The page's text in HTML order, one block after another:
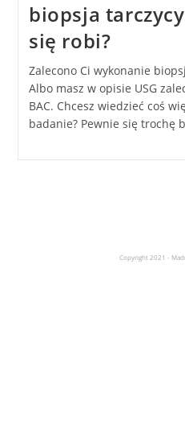
biopsja
się robi?
Zalecono Ci wykonanie
Albo masz w opisie USG
BAC. Chcesz wiedzieć coś
badanie? Pewnie się trochę
Copyright 2021 -